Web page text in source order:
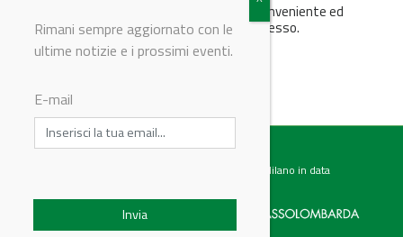
Sonda multigas MGP241, la soluzione più conveniente ed
efficace per la misurazione della CO2 di processo.
Testata giornalistica registrata presso il Tribunale di Milano in data
Rimani sempre aggiornato con le
ultime notizie e i prossimi eventi.
E-mail